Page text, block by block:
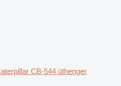
CB-544 úthenger